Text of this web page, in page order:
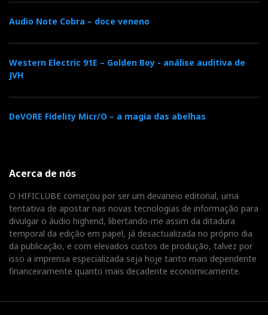
Audio Note Cobra – doce veneno
Western Electric 91E – Golden Boy - análise auditiva de
JVH
DeVORE Fidelity Micr/O – a magia das abelhas
Acerca de nós
O HIFICLUBE começou por ser um devaneio editorial, uma
tentativa de apostar nas novas tecnologias de informação para
divulgar o áudio highend, libertando-me assim da ditadura
temporal da edição em papel, já desactualizada no próprio dia
da publicação, e com elevados custos de produção, talvez por
isso a imprensa especializada seja hoje tanto mais dependente
financeiramente quanto mais decadente economicamente.